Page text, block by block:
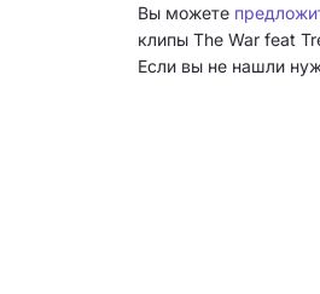
Вы можете
клипы The War feat
Если вы не нашли